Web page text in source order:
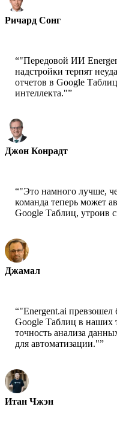
Ричард Сонг
“"Передовой ИИ
надстройки терпят
отчетов в Google
интеллекта."”
Джон Конрадт
“"Это намного лучше,
команда теперь может
Google Таблиц, утроив
Джамал
“"Energent.ai превзошел
Google Таблиц в наших
точность анализа
для автоматизации."”
Итан Чжэн